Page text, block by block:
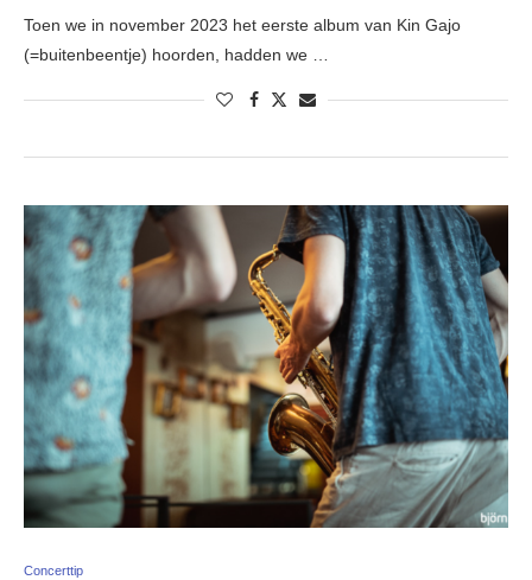
Toen we in november 2023 het eerste album van Kin Gajo
(=buitenbeentje) hoorden, hadden we …
Concerttip